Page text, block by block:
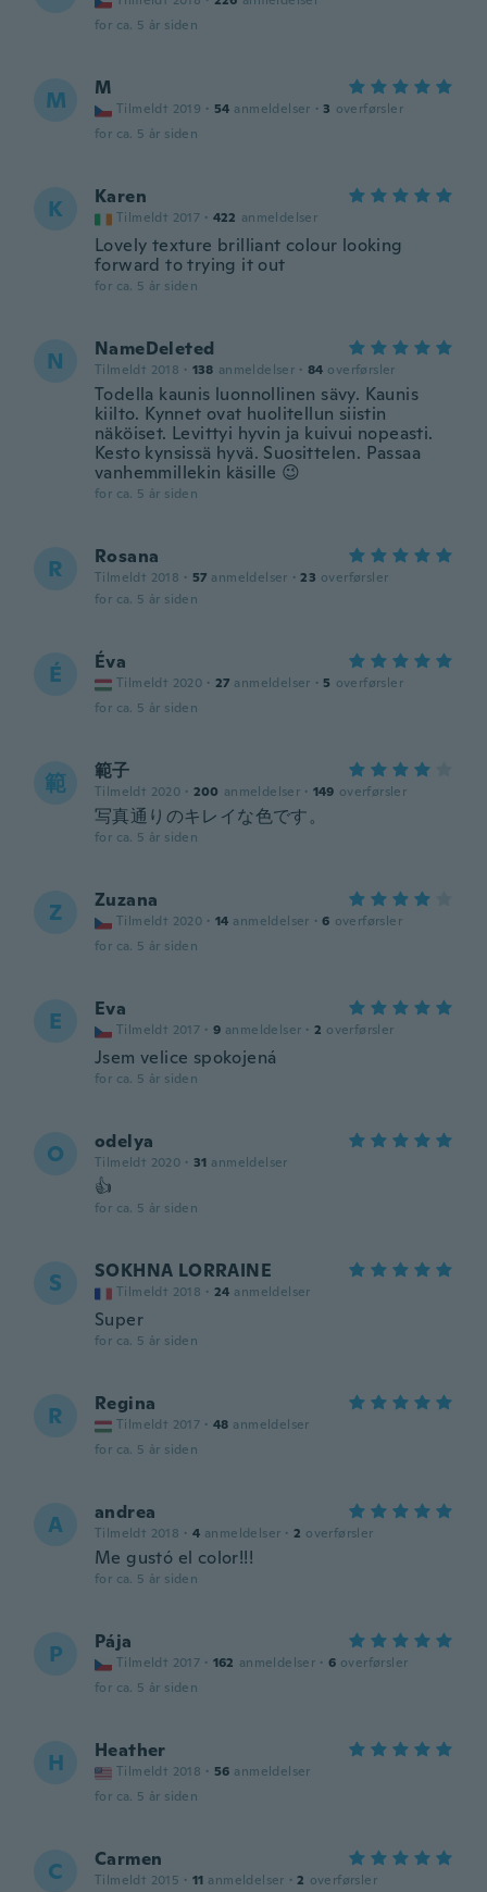
for ca. 5 år siden
M M
Tilmeldt 2019 · 54 anmeldelser · 3 overførsler
for ca. 5 år siden
K Karen
Tilmeldt 2017 · 422 anmeldelser
Lovely texture brilliant colour looking
forward to trying it out
for ca. 5 år siden
N NameDeleted
Tilmeldt 2018 · 138 anmeldelser · 84 overførsler
Todella kaunis luonnollinen sävy. Kaunis
kiilto. Kynnet ovat huolitellun siistin
näköiset. Levittyi hyvin ja kuivui nopeasti.
Kesto kynsissä hyvä. Suosittelen. Passaa
vanhemmillekin käsille 😉
for ca. 5 år siden
R Rosana
Tilmeldt 2018 · 57 anmeldelser · 23 overførsler
for ca. 5 år siden
É Éva
Tilmeldt 2020 · 27 anmeldelser · 5 overførsler
for ca. 5 år siden
範 範子
Tilmeldt 2020 · 200 anmeldelser · 149 overførsler
写真通りのキレイな色です。
for ca. 5 år siden
Z Zuzana
Tilmeldt 2020 · 14 anmeldelser · 6 overførsler
for ca. 5 år siden
E Eva
Tilmeldt 2017 · 9 anmeldelser · 2 overførsler
Jsem velice spokojená
for ca. 5 år siden
O odelya
Tilmeldt 2020 · 31 anmeldelser
👍
for ca. 5 år siden
S SOKHNA LORRAINE
Tilmeldt 2018 · 24 anmeldelser
Super
for ca. 5 år siden
R Regina
Tilmeldt 2017 · 48 anmeldelser
for ca. 5 år siden
A andrea
Tilmeldt 2018 · 4 anmeldelser · 2 overførsler
Me gustó el color!!!
for ca. 5 år siden
P Pája
Tilmeldt 2017 · 162 anmeldelser · 6 overførsler
for ca. 5 år siden
H Heather
Tilmeldt 2018 · 56 anmeldelser
for ca. 5 år siden
C Carmen
Tilmeldt 2015 · 11 anmeldelser · 2 overførsler